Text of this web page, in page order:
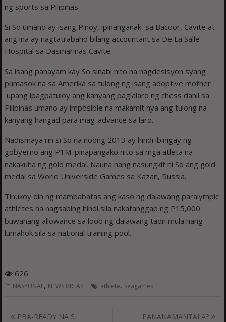
ng sports sa Pilipinas.
Si So umano ay isang Pinoy, ipinanganak sa Bacoor, Cavite at
ang ina ay nagtatrabaho bilang accountant sa De La Salle
Hospital sa Dasmarinas Cavite.
Sa isang panayam kay So sinabi nito na nagdesisyon syang
pumasok na sa Amerika sa tulong ng isang adoptive mother
upang ipagpatuloy ang kanyang paglalaro ng chess dahil sa
Pilipinas umano ay imposible na makamit nya ang tulong na
kanyang hangad para mag-advance sa laro.
Nadismaya rin si So na noong 2013 ay hindi ibinigay ng
gobyerno ang P1M ipinapangako nito sa mga atleta na
nakakuha ng gold medal. Nauna nang nasungkit ni So ang gold
medal sa World Universide Games sa Kazan, Russia.
Tinukoy din ng mambabatas ang kaso ng dalawang paralympic
athletes na nagsabing hindi sila nakatanggap ng P15,000
buwanang allowance sa loob ng dalawang taon mula nang
lumahok sila sa national training pool.
626
NASYUNAL, NEWS BREAK athlete, seagames
Post
PBA-READY NA SI
PANANAMANTALA?